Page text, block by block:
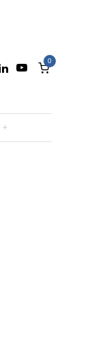
0